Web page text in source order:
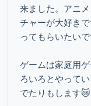
来ました。アニ
チャーが大好き
ってもらいたいで
ゲームは家庭用
ろいろとやって
でたりもします😿